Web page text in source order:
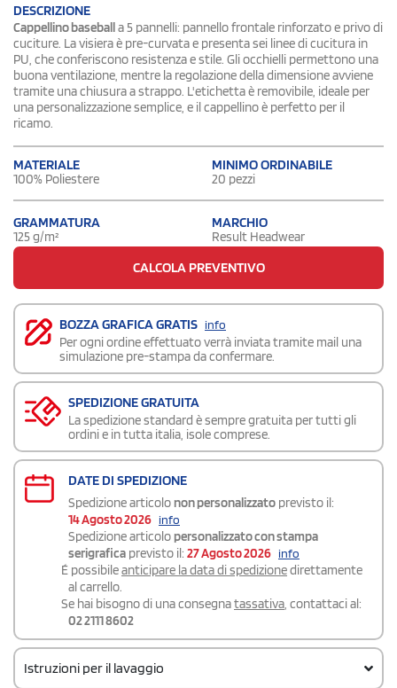
DESCRIZIONE
Cappellino baseballa 5 pannelli: pannello frontale rinforzato e privo di
cuciture. La visiera è pre-curvata e presenta sei linee di cucitura in
PU, che conferiscono resistenza e stile. Gli occhielli permettono una
buona ventilazione, mentre la regolazione della dimensione avviene
tramite una chiusura a strappo. L'etichetta è removibile, ideale per
una personalizzazione semplice, e il cappellino è perfetto per il
ricamo.
MATERIALE
100% Poliestere
MINIMO ORDINABILE
20 pezzi
GRAMMATURA
125 g/m²
MARCHIO
Result Headwear
CALCOLA PREVENTIVO
BOZZA GRAFICA GRATIS info
Per ogni ordine effettuato verrà inviata tramite mail una
simulazione pre-stampa da confermare.
SPEDIZIONE GRATUITA
La spedizione standard è sempre gratuita per tutti gli
ordini e in tutta italia, isole comprese.
DATE DI SPEDIZIONE
Spedizione articolo non personalizzato previsto il:
14 Agosto 2026 info
Spedizione articolo personalizzato con stampa
serigrafica previsto il: 27 Agosto 2026 info
É possibileanticipare la data di spedizionedirettamente
al carrello.
Se hai bisogno di una consegnatassativa, contattaci al:
02 2111 8602
Istruzioni per il lavaggio